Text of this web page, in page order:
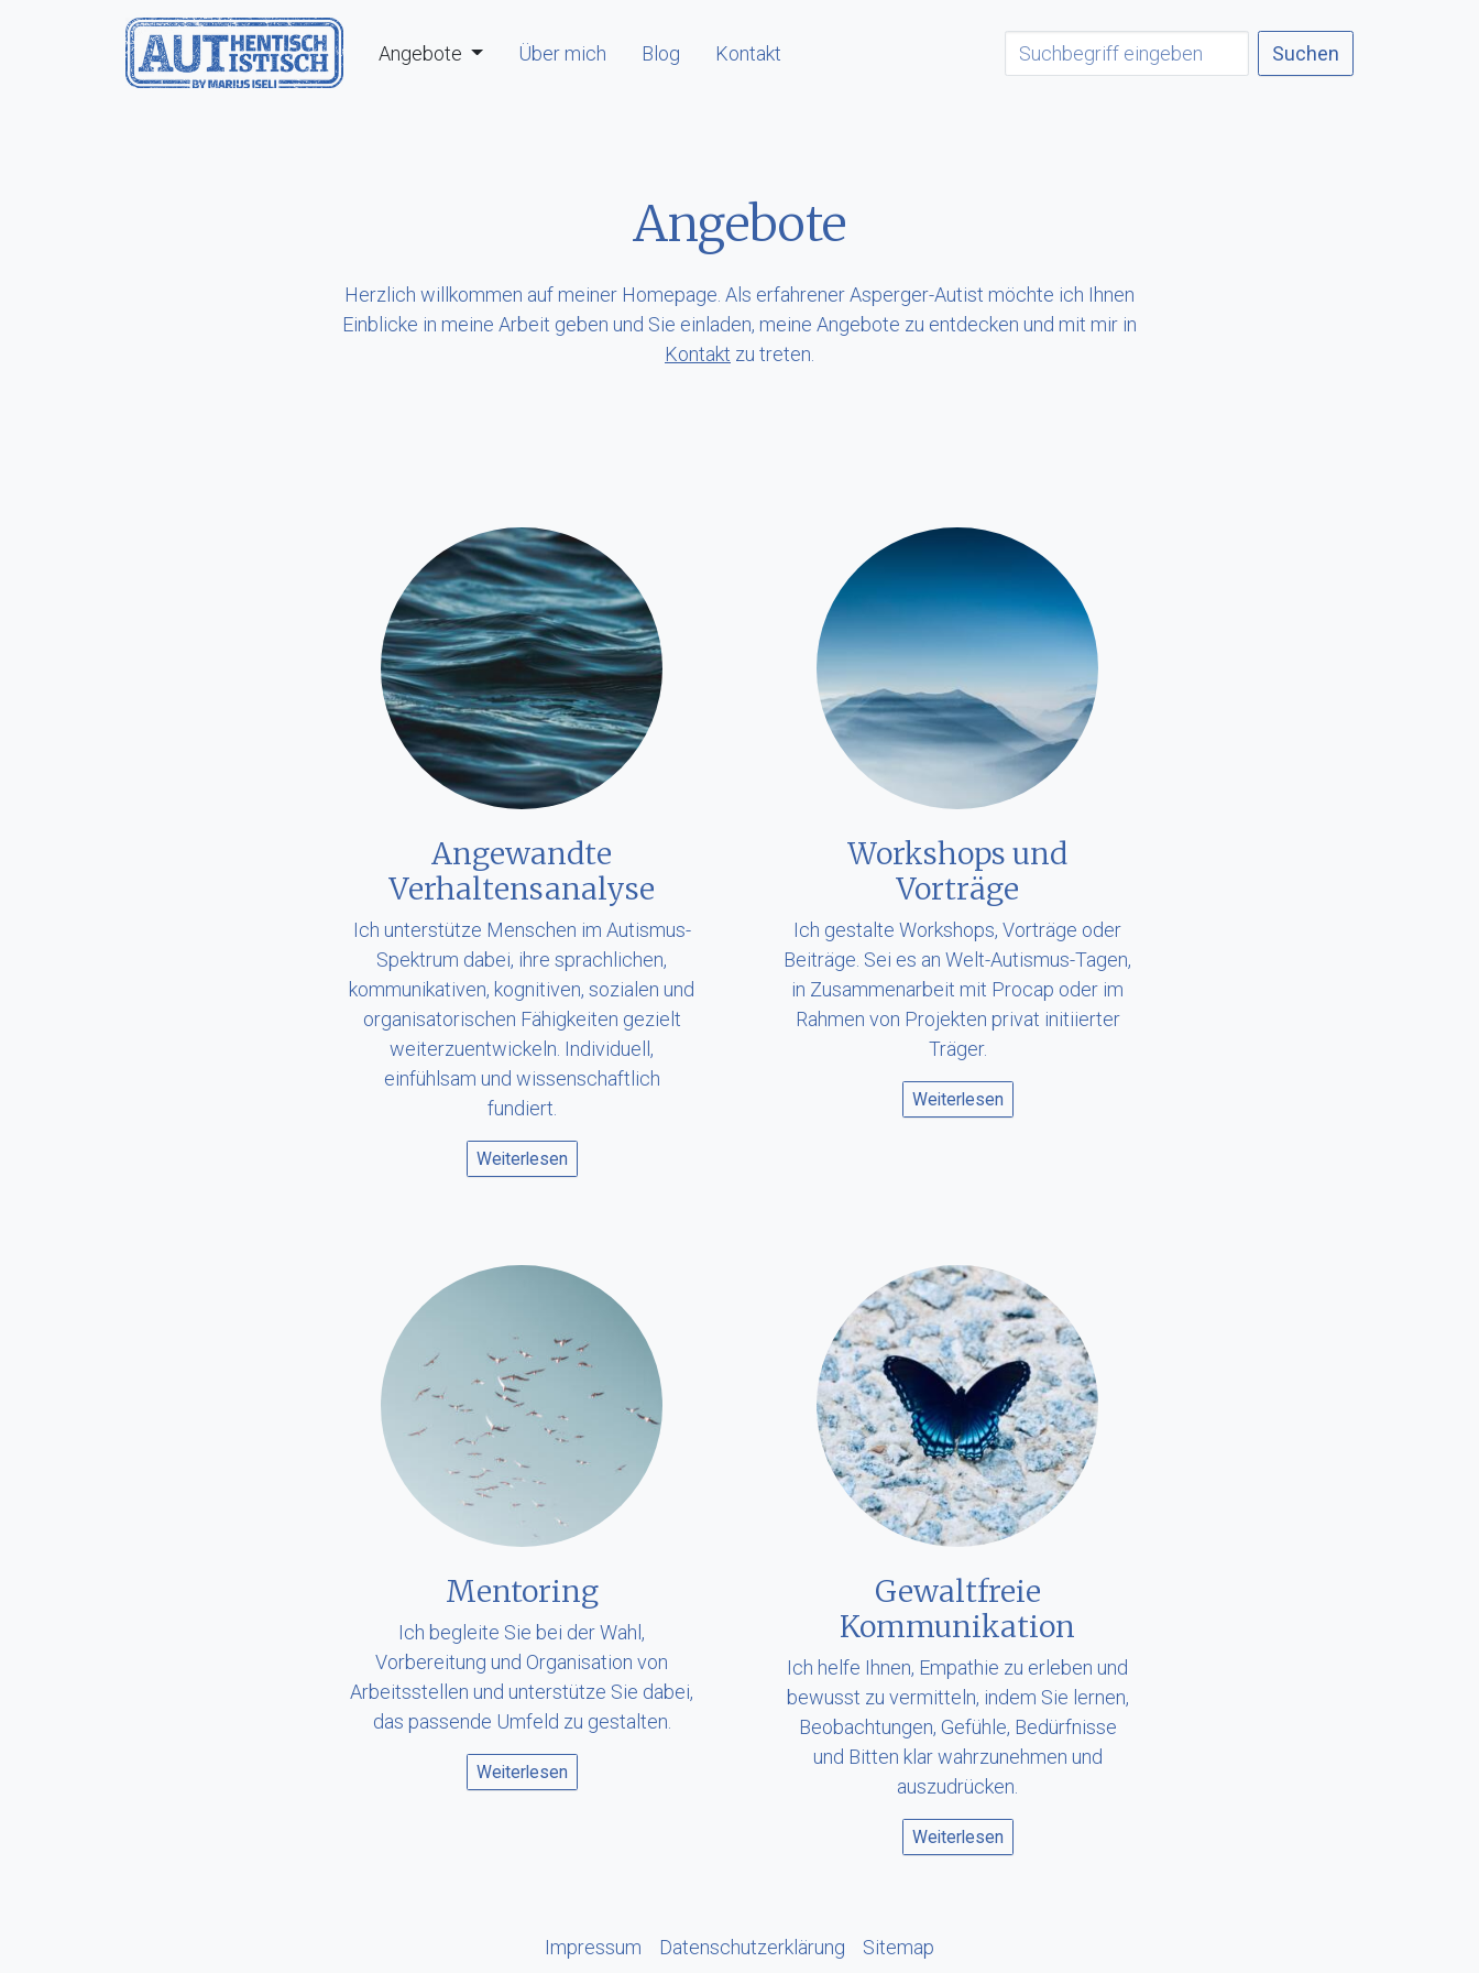
Angebote Aktiver Navigationspfad
Über mich Blog Kontakt Suchen
Angebote
Herzlich willkommen auf meiner Homepage. Als erfahrener Asperger-Autist möchte ich Ihnen
Einblicke in meine Arbeit geben und Sie einladen, meine Angebote zu entdecken und mit mir in
Kontakt zu treten.
Angewandte
Verhaltensanalyse
Ich unterstütze Menschen im Autismus-
Spektrum dabei, ihre sprachlichen,
kommunikativen, kognitiven, sozialen und
organisatorischen Fähigkeiten gezielt
weiterzuentwickeln. Individuell,
einfühlsam und wissenschaftlich
fundiert.
Weiterlesen
Workshops und
Vorträge
Ich gestalte Workshops, Vorträge oder
Beiträge. Sei es an Welt-Autismus-Tagen,
in Zusammenarbeit mit Procap oder im
Rahmen von Projekten privat initiierter
Träger.
Weiterlesen
Mentoring
Ich begleite Sie bei der Wahl,
Vorbereitung und Organisation von
Arbeitsstellen und unterstütze Sie dabei,
das passende Umfeld zu gestalten.
Weiterlesen
Gewaltfreie
Kommunikation
Ich helfe Ihnen, Empathie zu erleben und
bewusst zu vermitteln, indem Sie lernen,
Beobachtungen, Gefühle, Bedürfnisse
und Bitten klar wahrzunehmen und
auszudrücken.
Weiterlesen
Impressum Datenschutzerklärung Sitemap